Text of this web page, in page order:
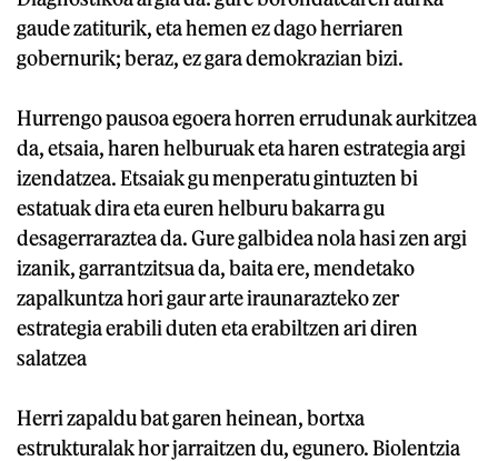
gaude zatiturik, eta hemen ez dago herriaren
gobernurik; beraz, ez gara demokrazian bizi.
Hurrengo pausoa egoera horren errudunak aurkitzea
da, etsaia, haren helburuak eta haren estrategia argi
izendatzea. Etsaiak gu menperatu gintuzten bi
estatuak dira eta euren helburu bakarra gu
desagerraraztea da. Gure galbidea nola hasi zen argi
izanik, garrantzitsua da, baita ere, mendetako
zapalkuntza hori gaur arte iraunarazteko zer
estrategia erabili duten eta erabiltzen ari diren
salatzea
Herri zapaldu bat garen heinean, bortxa
estrukturalak hor jarraitzen du, egunero. Biolentzia